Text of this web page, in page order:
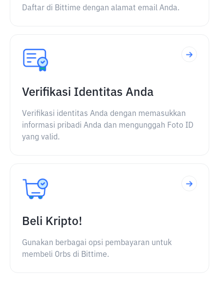
Daftar di Bittime dengan alamat email Anda.
Verifikasi Identitas Anda
Verifikasi identitas Anda dengan memasukkan
informasi pribadi Anda dan mengunggah Foto ID
yang valid.
Beli Kripto!
Gunakan berbagai opsi pembayaran untuk
membeli Orbs di Bittime.